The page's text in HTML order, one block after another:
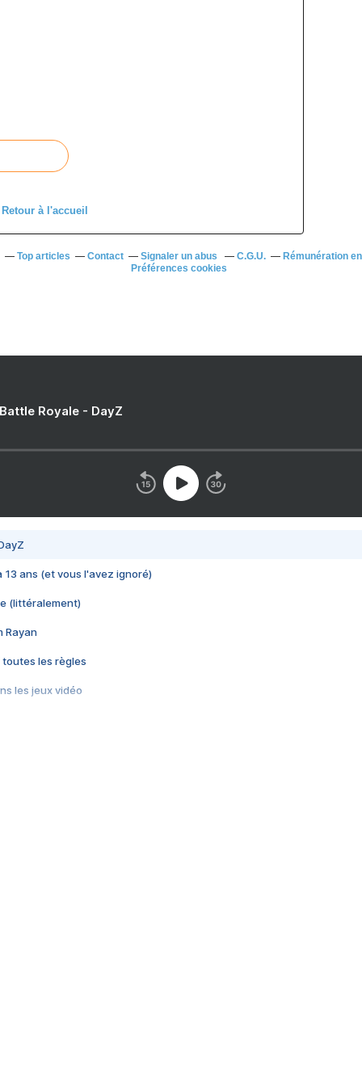
Retour à l'accueil
Top articles Contact Signaler un abus C.G.U. Rémunération
Préférences cookies
Royale - DayZ
13 ans (et vous l'avez ignoré)
(littéralement)
Rayan
toutes les règles
les jeux vidéo